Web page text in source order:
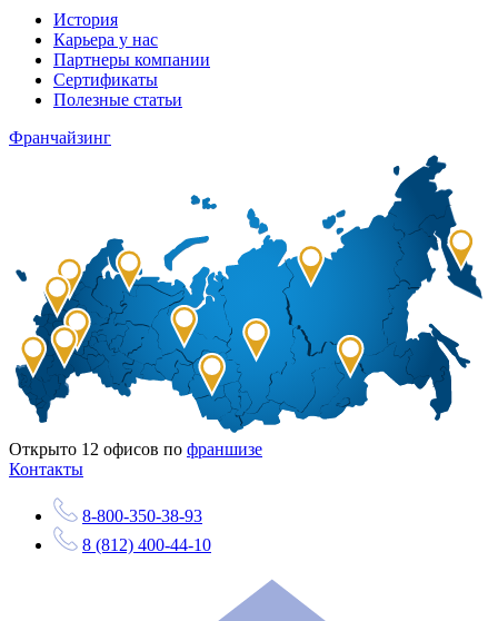
История
Карьера у нас
Партнеры компании
Сертификаты
Полезные статьи
Франчайзинг
Открыто 12 офисов по франшизе
Контакты
8-800-350-38-93
8 (812) 400-44-10